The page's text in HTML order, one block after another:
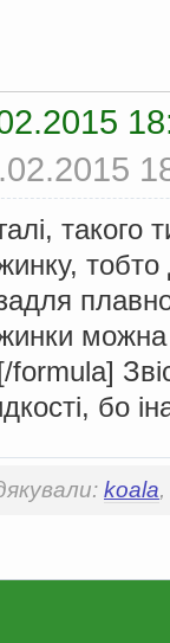
можна
formula]
бо
koala,